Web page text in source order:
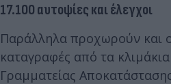
17.100 αυτοψίες και έλεγχοι
Παράλληλα προχωρούν και
καταγραφές από τα κλιμάκια
Γραμματείας